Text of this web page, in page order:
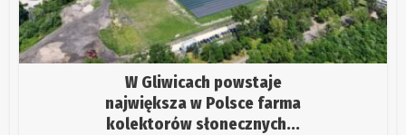
W Gliwicach powstaje
największa w Polsce farma
kolektorów słonecznych...